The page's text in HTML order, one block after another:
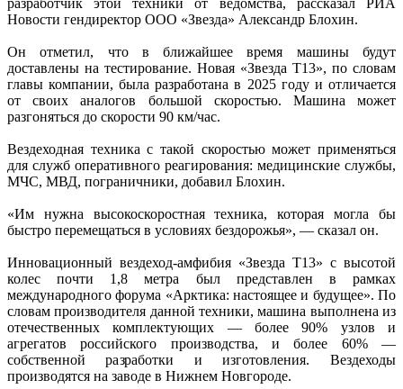
разработчик этой техники от ведомства, рассказал РИА
Новости гендиректор ООО «Звезда» Александр Блохин.
Он отметил, что в ближайшее время машины будут
доставлены на тестирование. Новая «Звезда Т13», по словам
главы компании, была разработана в 2025 году и отличается
от своих аналогов большой скоростью. Машина может
разгоняться до скорости 90 км/час.
Вездеходная техника с такой скоростью может применяться
для служб оперативного реагирования: медицинские службы,
МЧС, МВД, пограничники, добавил Блохин.
«Им нужна высокоскоростная техника, которая могла бы
быстро перемещаться в условиях бездорожья», — сказал он.
Инновационный вездеход-амфибия «Звезда Т13» с высотой
колес почти 1,8 метра был представлен в рамках
международного форума «Арктика: настоящее и будущее». По
словам производителя данной техники, машина выполнена из
отечественных комплектующих — более 90% узлов и
агрегатов российского производства, и более 60% —
собственной разработки и изготовления. Вездеходы
производятся на заводе в Нижнем Новгороде.